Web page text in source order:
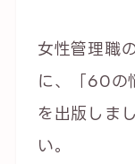
女性管理職
に、「60の
を出版しま
い。